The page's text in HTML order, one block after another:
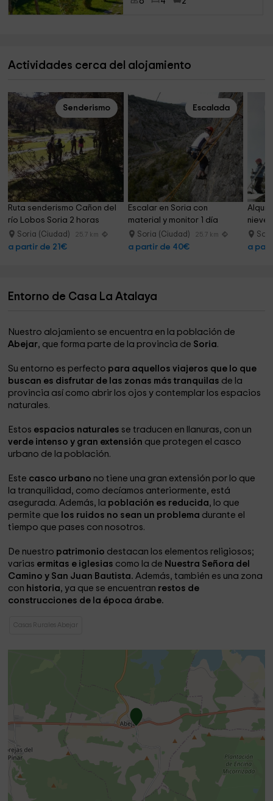
Actividades cerca del alojamiento
Senderismo
Ruta senderismo Cañon del
río Lobos Soria 2 horas
Soria (Ciudad) 25.7 km
a partir de 21€
Escalada
Escalar en Soria con
material y monitor 1 día
Soria (Ciudad) 25.7 km
a partir de 40€
nieve
a
Entorno de Casa La Atalaya
Nuestro alojamiento se encuentra en la población de
Abejar, que forma parte de la provincia de Soria.
Su entorno es perfecto para aquellos viajeros que lo que
buscan es disfrutar de las zonas más tranquilas de la
provincia así como abrir los ojos y contemplar los espacios
naturales.
Estos espacios naturales se traducen en llanuras, con un
verde intenso y gran extensión que protegen el casco
urbano de la población.
Este casco urbano no tiene una gran extensión por lo que
la tranquilidad, como decíamos anteriormente, está
asegurada. Además, la población es reducida, lo que
permite que los ruidos no sean un problema durante el
tiempo que pases con nosotros.
De nuestro patrimonio destacan los elementos religiosos;
varias ermitas e iglesias como la de Nuestra Señora del
Camino y San Juan Bautista.Además, también es una zona
con historia, ya que se encuentran restos de
construcciones de la época árabe.
Casas Rurales Abejar